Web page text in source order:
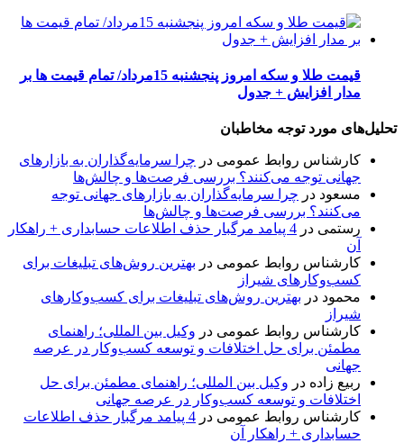
قیمت طلا و سکه امروز پنجشنبه 15مرداد/ تمام قیمت ها بر
مدار افزایش + جدول
تحلیل‌های مورد توجه مخاطبان
کارشناس روابط عمومی در چرا سرمایه‌گذاران به بازارهای
جهانی توجه می‌کنند؟ بررسی فرصت‌ها و چالش‌ها
مسعود در چرا سرمایه‌گذاران به بازارهای جهانی توجه
می‌کنند؟ بررسی فرصت‌ها و چالش‌ها
رستمی در
4 پیامد مرگبار حذف اطلاعات حسابداری + راهکار
آن
کارشناس روابط عمومی در بهترین روش‌های تبلیغات برای
کسب‌وکارهای شیراز
محمود در بهترین روش‌های تبلیغات برای کسب‌وکارهای
شیراز
کارشناس روابط عمومی در وکیل بین المللی؛ راهنمای
مطمئن برای حل اختلافات و توسعه کسب‌وکار در عرصه
جهانی
ربیع زاده در وکیل بین المللی؛ راهنمای مطمئن برای حل
اختلافات و توسعه کسب‌وکار در عرصه جهانی
کارشناس روابط عمومی در
4 پیامد مرگبار حذف اطلاعات
حسابداری + راهکار آن